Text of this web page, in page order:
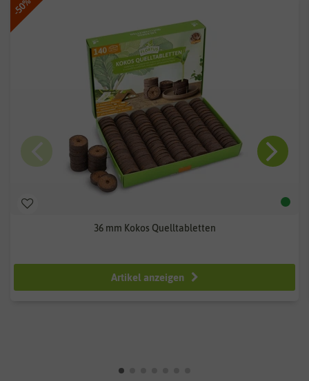
-50%
36 mm Kokos Quelltabletten
Artikel anzeigen